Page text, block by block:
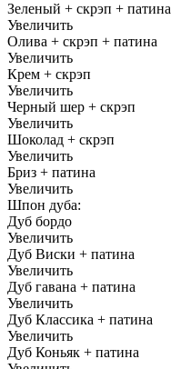
Зеленый + скрэп + патина
Увеличить
Олива + скрэп + патина
Увеличить
Крем + скрэп
Увеличить
Черный шер + скрэп
Увеличить
Шоколад + скрэп
Увеличить
Бриз + патина
Увеличить
Шпон дуба:
Дуб бордо
Увеличить
Дуб Виски + патина
Увеличить
Дуб гавана + патина
Увеличить
Дуб Классика + патина
Увеличить
Дуб Коньяк + патина